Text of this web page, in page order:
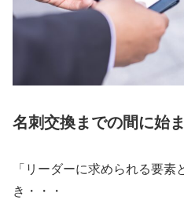
名刺交換までの間に始
「リーダーに求められる要
き・・・